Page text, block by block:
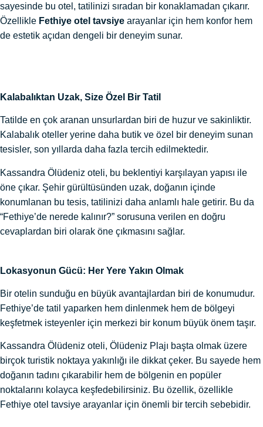
sayesinde bu otel, tatilinizi sıradan bir konaklamadan çıkarır.
Özellikle Fethiye otel tavsiye arayanlar için hem konfor hem
de estetik açıdan dengeli bir deneyim sunar.
Kalabalıktan Uzak, Size Özel Bir Tatil
Tatilde en çok aranan unsurlardan biri de huzur ve sakinliktir.
Kalabalık oteller yerine daha butik ve özel bir deneyim sunan
tesisler, son yıllarda daha fazla tercih edilmektedir.
Kassandra Ölüdeniz oteli, bu beklentiyi karşılayan yapısı ile
öne çıkar. Şehir gürültüsünden uzak, doğanın içinde
konumlanan bu tesis, tatilinizi daha anlamlı hale getirir. Bu da
“Fethiye’de nerede kalınır?” sorusuna verilen en doğru
cevaplardan biri olarak öne çıkmasını sağlar.
Lokasyonun Gücü: Her Yere Yakın Olmak
Bir otelin sunduğu en büyük avantajlardan biri de konumudur.
Fethiye’de tatil yaparken hem dinlenmek hem de bölgeyi
keşfetmek isteyenler için merkezi bir konum büyük önem taşır.
Kassandra Ölüdeniz oteli, Ölüdeniz Plajı başta olmak üzere
birçok turistik noktaya yakınlığı ile dikkat çeker. Bu sayede hem
doğanın tadını çıkarabilir hem de bölgenin en popüler
noktalarını kolayca keşfedebilirsiniz. Bu özellik, özellikle
Fethiye otel tavsiye arayanlar için önemli bir tercih sebebidir.